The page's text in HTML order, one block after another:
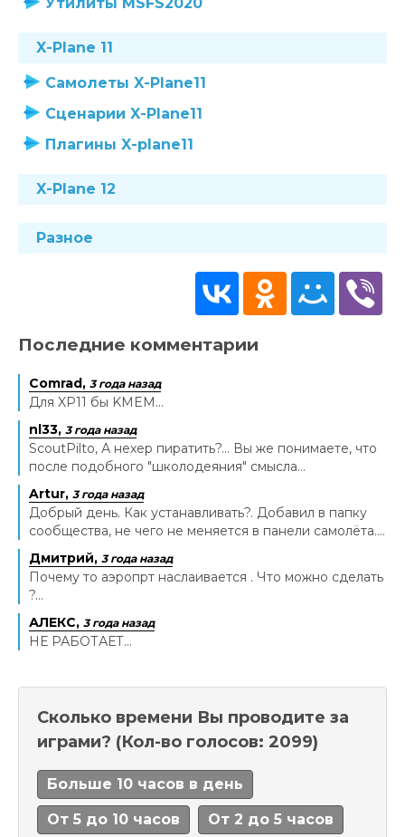
X-Plane 11
Самолеты X-Plane11
Сценарии X-Plane11
Плагины X-plane11
X-Plane 12
Разное
Последние комментарии
Comrad, 3 года назад
Для XP11 бы KMEM...
nl33, 3 года назад
ScoutPilto, А нехер пиратить?... Вы же понимаете, что
после подобного "школодеяния" смысла...
Artur, 3 года назад
Добрый день. Как устанавливать?. Добавил в папку
сообщества, не чего не меняется в панели самолёта....
Дмитрий, 3 года назад
Почему то аэропрт наслаивается . Что можно сделать
?...
АЛЕКС, 3 года назад
НЕ РАБОТАЕТ...
Сколько времени Вы проводите за
играми? (Кол-во голосов: 2099)
Больше 10 часов в день
От 5 до 10 часов От 2 до 5 часов